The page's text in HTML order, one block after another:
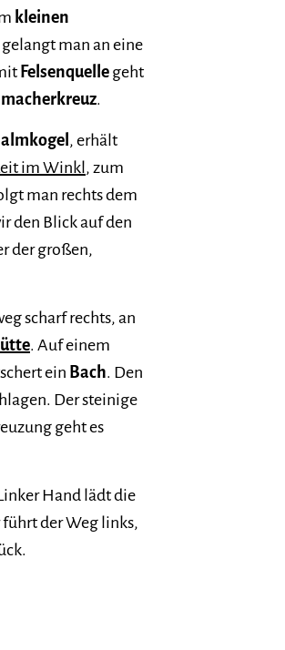
kleinen
man an eine
Felsenquelle geht
.
, erhält
im Winkl, zum
man rechts dem
den Blick auf den
der großen,
scharf rechts, an
. Auf einem
ein Bach. Den
Der steinige
geht es
Hand lädt die
der Weg links,